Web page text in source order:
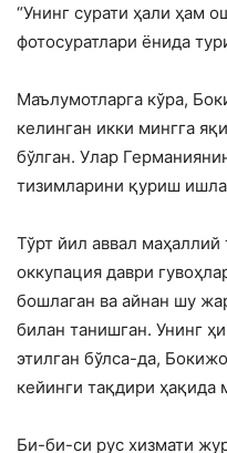
“Унинг сурати ҳали ҳам
фотосуратлари ёнида
Маълумотларга кўра,
келинган икки мингга
бўлган. Улар
тизимларини қуриш
Тўрт йил аввал
оккупация даври
бошлаган ва айнан шу
билан танишган. Унинг
этилган бўлса-да,
кейинги тақдири ҳақида
Би-би-си рус хизмати